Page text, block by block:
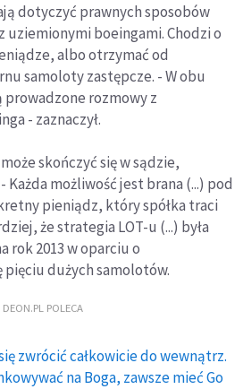
dotyczyć prawnych sposobów
boeingami. Chodzi o
albo otrzymać od
samoloty zastępcze. - W obu
rozmowy z
- zaznaczył.
skończyć się w sądzie,
możliwość jest brana (...) pod
pieniądz, który spółka traci
że strategia LOT-u (...) była
rok 2013 w oparciu o
dużych samolotów.
DEON.PL POLECA
zwrócić całkowicie do wewnątrz.
na Boga, zawsze mieć Go